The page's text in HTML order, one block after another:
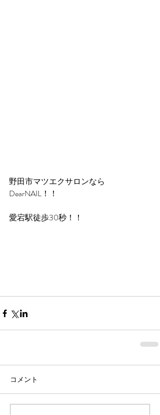
野田市マツエクサロンなら
DearNAIL！！
愛宕駅徒歩30秒！！
コメント